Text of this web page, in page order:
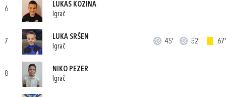
6
LUKAS KOZINA
Igrač
7
LUKA SRŠEN
Igrač
45' 52' 67'
8
NIKO PEZER
Igrač